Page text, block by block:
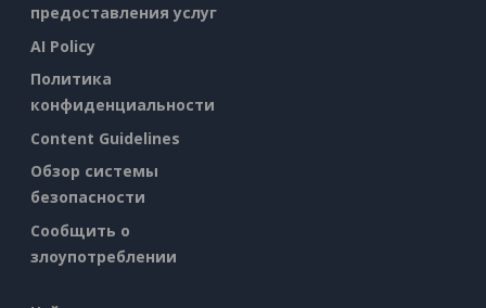
предоставления услуг
AI Policy
Политика
конфиденциальности
Content Guidelines
Обзор системы
безопасности
Сообщить о
злоупотреблении